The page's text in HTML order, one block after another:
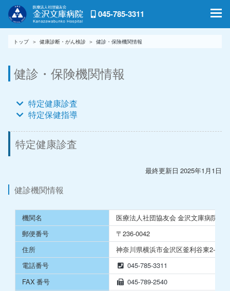
045-785-3311
トップ 健康診断・がん検診 健診・保険機関情報
健診・保険機関情報
特定健康診査
特定保健指導
特定健康診査
最終更新⽇ 2025年1月1日
健診機関情報
機関名
医療法⼈社団協友会 ⾦沢⽂庫病院
郵便番号
〒236-0042
住所
神奈川県横浜市⾦沢区釜利⾕東2-6-22
電話番号
045-785-3311
FAX 番号
045-789-2540